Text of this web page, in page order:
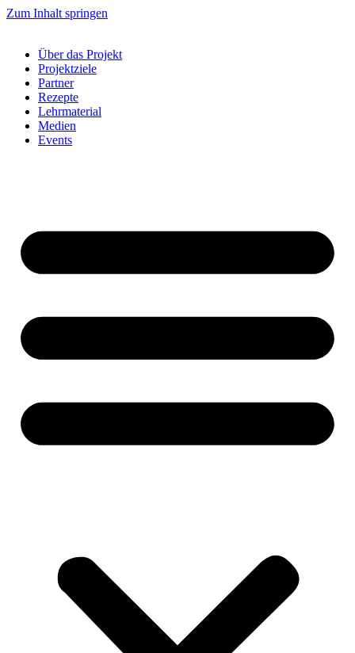
Zum Inhalt springen
Über das Projekt
Projektziele
Partner
Rezepte
Lehrmaterial
Medien
Events